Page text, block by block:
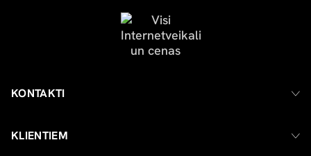
KONTAKTI
KLIENTIEM